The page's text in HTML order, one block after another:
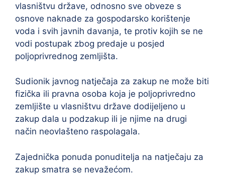
vlasništvu države, odnosno sve obveze s
osnove naknade za gospodarsko korištenje
voda i svih javnih davanja, te protiv kojih se ne
vodi postupak zbog predaje u posjed
poljoprivrednog zemljišta.
Sudionik javnog natječaja za zakup ne može biti
fizička ili pravna osoba koja je poljoprivredno
zemljište u vlasništvu države dodijeljeno u
zakup dala u podzakup ili je njime na drugi
način neovlašteno raspolagala.
Zajednička ponuda ponuditelja na natječaju za
zakup smatra se nevažećom.